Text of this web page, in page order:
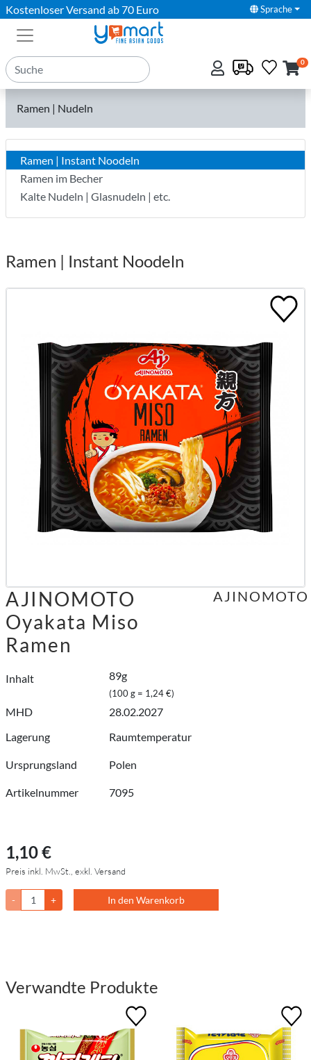
Kostenloser Versand ab 70 Euro Sprache
0
Ramen | Nudeln
Ramen | Instant Noodeln
Ramen im Becher
Kalte Nudeln | Glasnudeln | etc.
Ramen | Instant Noodeln
AJINOMOTO
Oyakata Miso
Ramen
Inhalt 89g
(100 g = 1,24 €)
MHD
28.02.2027
Lagerung
Raumtemperatur
Ursprungsland Polen
Artikelnummer 7095
AJINOMOTO
1,10 €
Preis inkl. MwSt., exkl. Versand
- + In den Warenkorb
Verwandte Produkte